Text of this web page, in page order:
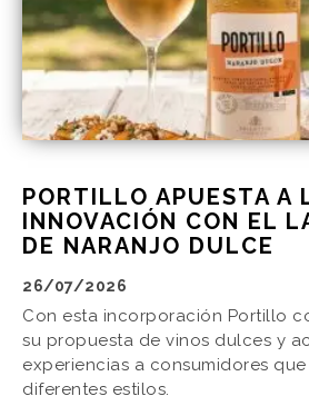
PORTILLO APUESTA A
INNOVACIÓN CON EL
DE NARANJO DULCE
26/07/2026
Con esta incorporación Portillo
su propuesta de vinos dulces y
experiencias a consumidores
diferentes estilos.